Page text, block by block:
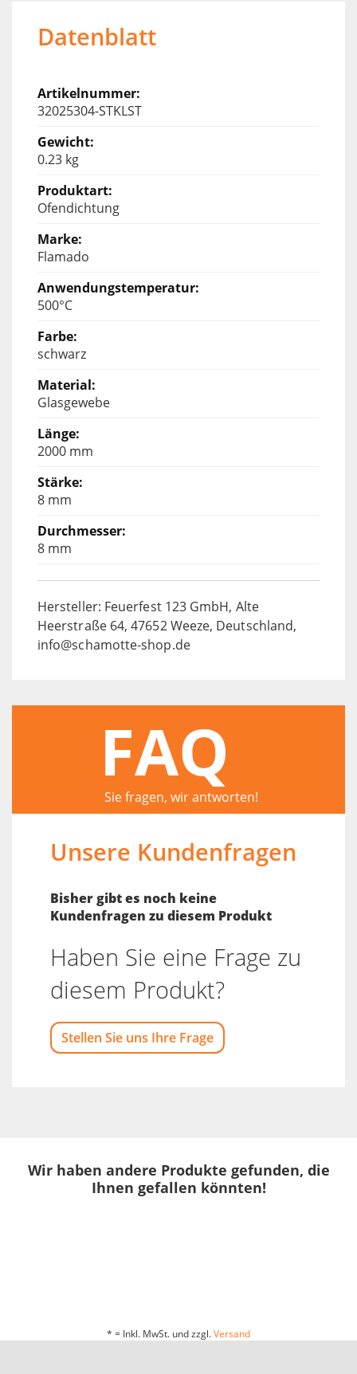
Datenblatt
32025304-STKLST
0.23 kg
Ofendichtung
Flamado
500°C
schwarz
Glasgewebe
2000 mm
8 mm
8 mm
Hersteller: Feuerfest 123 GmbH, Alte
Heerstraße 64, 47652 Weeze, Deutschland,
info@schamotte-shop.de
FAQ
Sie fragen, wir antworten!
Unsere Kundenfragen
Bisher gibt es noch keine
Kundenfragen zu diesem Produkt
Haben Sie eine Frage zu
diesem Produkt?
Stellen Sie uns Ihre Frage
Wir haben andere Produkte gefunden, die
Ihnen gefallen könnten!
* = Inkl. MwSt. und zzgl.Versand